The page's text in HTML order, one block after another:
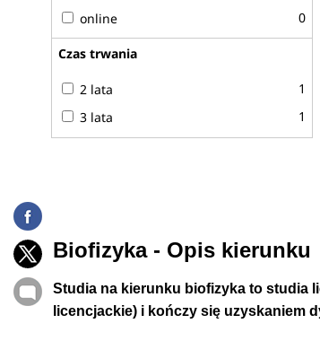
online
0
Czas trwania
2 lata
1
3 lata
1
Biofizyka - Opis kierunku
Studia na kierunku biofizyka to studia
licencjackie) i kończy się uzyskaniem